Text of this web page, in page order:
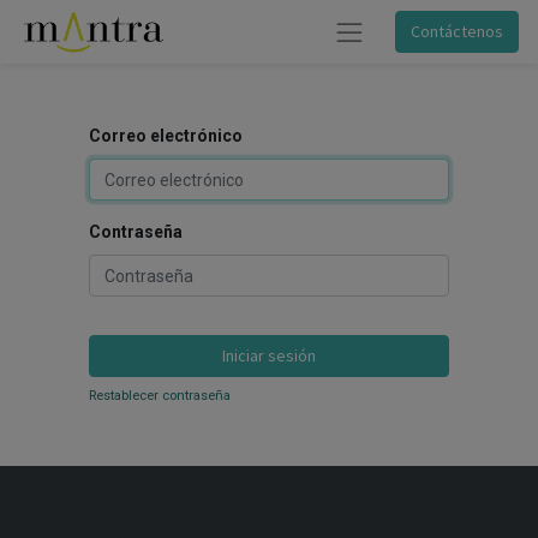
Contáctenos
Correo electrónico
Contraseña
Iniciar sesión
Restablecer contraseña